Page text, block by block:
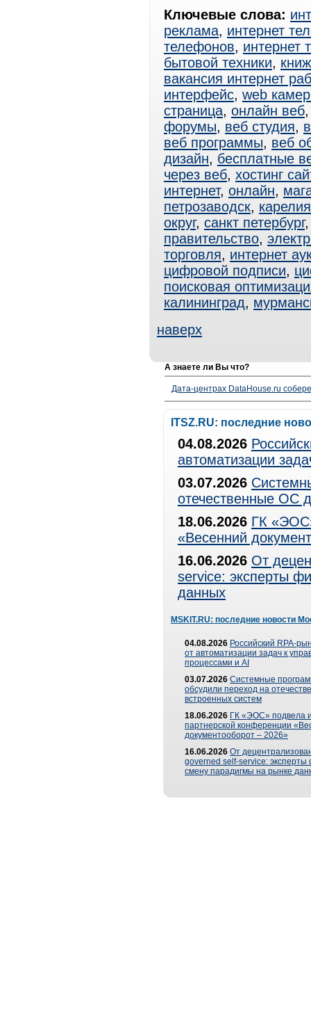
Ключевые слова:
реклама, интернет
телефонов, интернет
бытовой техники,
вакансия интернет
интерфейс, web
страница, онлайн веб
форумы, веб студия,
веб программы, веб
дизайн, бесплатные
через веб, хостинг
интернет, онлайн,
петрозаводск, карелия
округ, санкт петербург
правительство,
торговля, интернет
цифровой подписи,
поисковая
калининград,
наверх
А знаете ли Вы что?
Дата-центрах DataHouse.ru
ITSZ.RU: последние
04.08.2026
автоматизации
03.07.2026
отечественные ОС
18.06.2026 ГК
«Весенний
16.06.2026 От
service: эксперты
данных
MSKIT.RU: последние новости
04.08.2026 Российский RPA-
от автоматизации задач к
процессами и AI
03.07.2026 Системные
обсудили переход на
встроенных систем
18.06.2026 ГК «ЭОС» подвела
партнерской конференции
документооборот – 2026»
16.06.2026 От
governed self-service: эксперты
смену парадигмы на рынке